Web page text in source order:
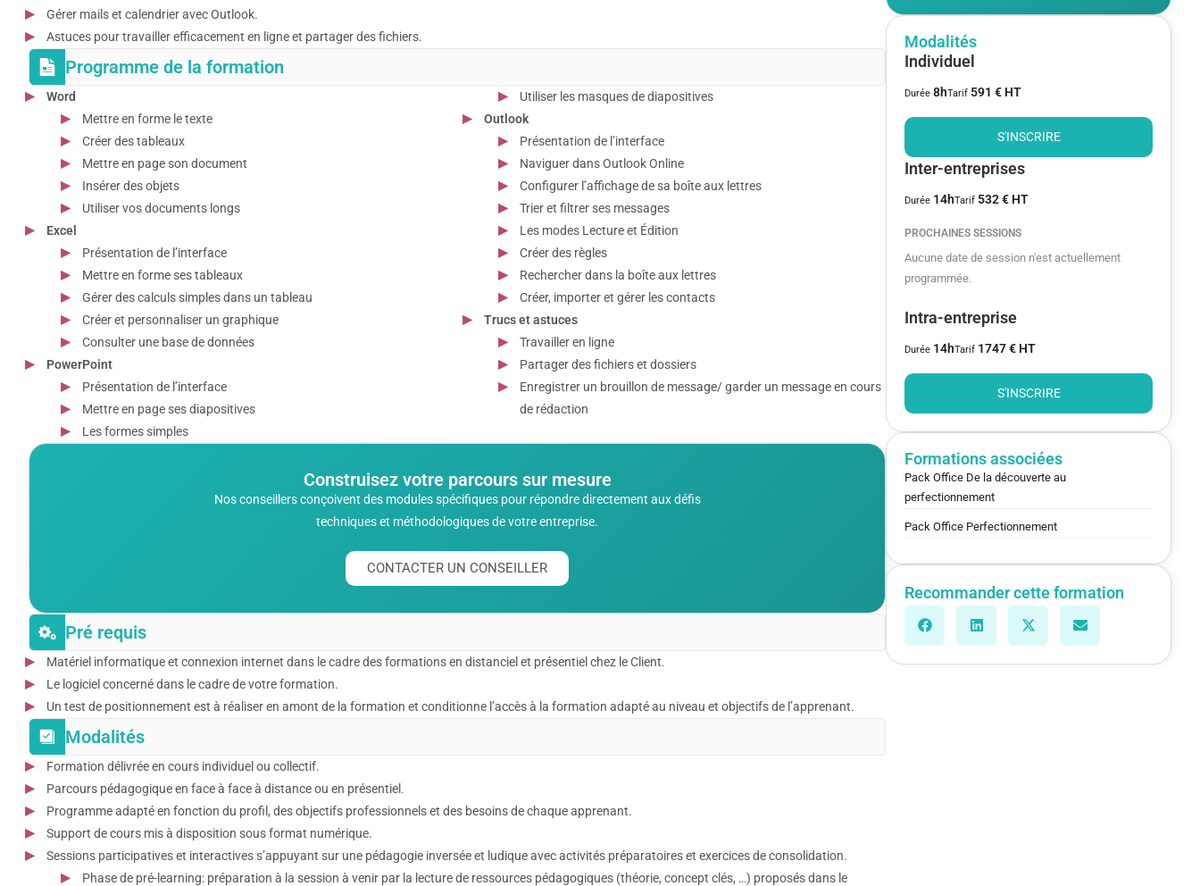
Gérer mails et calendrier avec Outlook.
Astuces pour travailler efficacement en ligne et partager des fichiers.
Programme de la formation
Word
Mettre en forme le texte
Créer des tableaux
Mettre en page son document
Insérer des objets
Utiliser vos documents longs
Excel
Présentation de l’interface
Mettre en forme ses tableaux
Gérer des calculs simples dans un tableau
Créer et personnaliser un graphique
Consulter une base de données
PowerPoint
Présentation de l’interface
Mettre en page ses diapositives
Les formes simples
Utiliser les masques de diapositives
Outlook
Présentation de l’interface
Naviguer dans Outlook Online
Configurer l’affichage de sa boîte aux lettres
Trier et filtrer ses messages
Les modes Lecture et Édition
Créer des règles
Rechercher dans la boîte aux lettres
Créer, importer et gérer les contacts
Trucs et astuces
Travailler en ligne
Partager des fichiers et dossiers
Enregistrer un brouillon de message/ garder un message en cours
de rédaction
Construisez votre parcours sur mesure
Nos conseillers conçoivent des modules spécifiques pour répondre directement aux défis
techniques et méthodologiques de votre entreprise.
CONTACTER UN CONSEILLER
Pré requis
Matériel informatique et connexion internet dans le cadre des formations en distanciel et présentiel chez le Client.
Le logiciel concerné dans le cadre de votre formation.
Un test de positionnement est à réaliser en amont de la formation et conditionne l’accès à la formation adapté au niveau et objectifs de l’apprenant.
Modalités
Formation délivrée en cours individuel ou collectif.
Parcours pédagogique en face à face à distance ou en présentiel.
Programme adapté en fonction du profil, des objectifs professionnels et des besoins de chaque apprenant.
Support de cours mis à disposition sous format numérique.
Sessions participatives et interactives s’appuyant sur une pédagogie inversée et ludique avec activités préparatoires et exercices de consolidation.
Phase de pré-learning: préparation à la session à venir par la lecture de ressources pédagogiques (théorie, concept clés, …) proposés dans le
Modalités
Individuel
Durée 8hTarif 591 € HT
S'INSCRIRE
Inter-entreprises
Durée 14hTarif 532 € HT
PROCHAINES SESSIONS
Aucune date de session n'est actuellement
programmée.
Intra-entreprise
Durée 14hTarif 1747 € HT
S'INSCRIRE
Formations associées
Pack Office De la découverte au
perfectionnement
Pack Office Perfectionnement
Recommander cette formation